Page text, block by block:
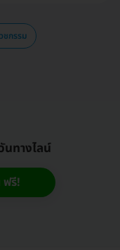
ชกรรม
ทางไลน์
รี!